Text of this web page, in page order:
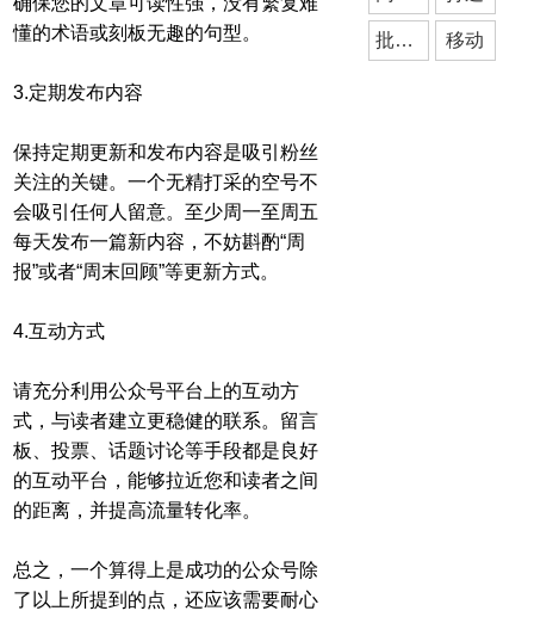
懂的术语或刻板无趣的句型。
3.定期发布内容
保持定期更新和发布内容是吸引粉丝
关注的关键。一个无精打采的空号不
会吸引任何人留意。至少周一至周五
每天发布一篇新内容，不妨斟酌“周
报”或者“周末回顾”等更新方式。
4.互动方式
请充分利用公众号平台上的互动方
式，与读者建立更稳健的联系。留言
板、投票、话题讨论等手段都是良好
的互动平台，能够拉近您和读者之间
的距离，并提高流量转化率。
总之，一个算得上是成功的公众号除
了以上所提到的点，还应该需要耐心
批发商城 移动